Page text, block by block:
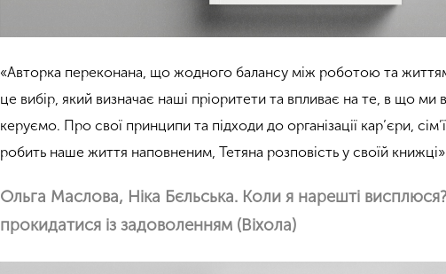
«Авторка переконана, що жодного балансу між роботою та
це вибір, який визначає наші пріоритети та впливає на те, в що ми
керуємо. Про свої принципи та підходи до організації кар’єри,
робить наше життя наповненим, Тетяна розповість у своїй
Ольга Маслова, Ніка Бєльська. Коли я нарешті
прокидатися із задоволенням (Віхола)